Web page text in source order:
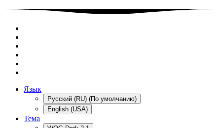
Язык
Русский (RU) (По умолчанию)
English (USA)
Тема